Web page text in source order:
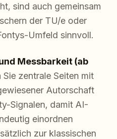
sind auch gemeinsam
der TU/e oder
Umfeld sinnvoll.
Messbarkeit (ab
Sie zentrale Seiten mit
Autorschaft
Signalen, damit AI-
einordnen
zur klassischen